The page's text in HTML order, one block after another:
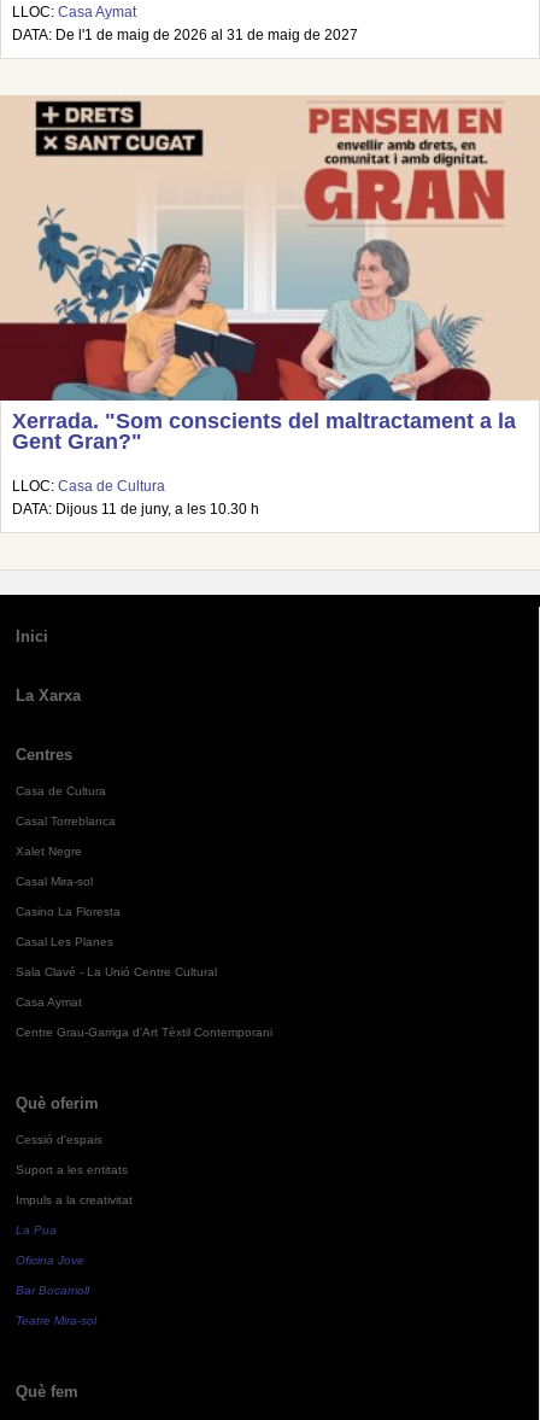
LLOC: Casa Aymat
DATA: De l'1 de maig de 2026 al 31 de maig de 2027
Xerrada. "Som conscients del maltractament a la
Gent Gran?"
LLOC: Casa de Cultura
DATA: Dijous 11 de juny, a les 10.30 h
Inici
La Xarxa
Centres
Casa de Cultura
Casal Torreblanca
Xalet Negre
Casal Mira-sol
Casino La Floresta
Casal Les Planes
Sala Clavé - La Unió Centre Cultural
Casa Aymat
Centre Grau-Garriga d'Art Tèxtil Contemporani
Què oferim
Cessió d'espais
Suport a les entitats
Impuls a la creativitat
La Pua
Oficina Jove
Bar Bocamoll
Teatre Mira-sol
Què fem